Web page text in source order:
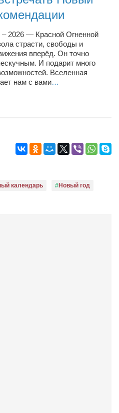
2026 — Красной Огненной
страсти, свободы и
вперёд. Он точно
И подарит много
Вселенная
нам с вами…
календарь
Новый год